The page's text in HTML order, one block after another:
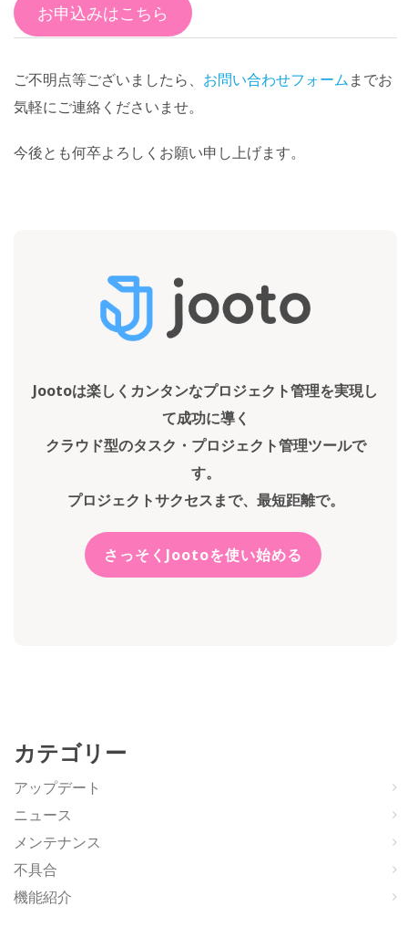
お申込みはこちら
ご不明点等ございましたら、 お問い合わせフォームまでお
気軽にご連絡くださいませ。
今後とも何卒よろしくお願い申し上げます。
Jootoは楽しくカンタンなプロジェクト管理を実現し
て成功に導く
クラウド型のタスク・プロジェクト管理ツールで
す。
プロジェクトサクセスまで、最短距離で。
さっそくJootoを使い始める
カテゴリー
アップデート
ニュース
メンテナンス
不具合
機能紹介